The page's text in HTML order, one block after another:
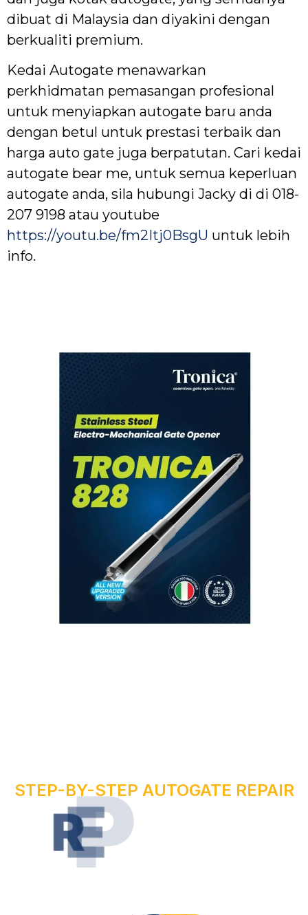
dibuat di Malaysia dan diyakini dengan
berkualiti premium.
Kedai Autogate menawarkan
perkhidmatan pemasangan profesional
untuk menyiapkan autogate baru anda
dengan betul untuk prestasi terbaik dan
harga auto gate juga berpatutan. Cari kedai
autogate bear me, untuk semua keperluan
autogate anda, sila hubungi Jacky di di 018-
207 9198 atau youtube
https://youtu.be/fm2Itj0BsgU untuk lebih
info.
STEP-BY-STEP AUTOGATE REPAIR
REPA
UTO